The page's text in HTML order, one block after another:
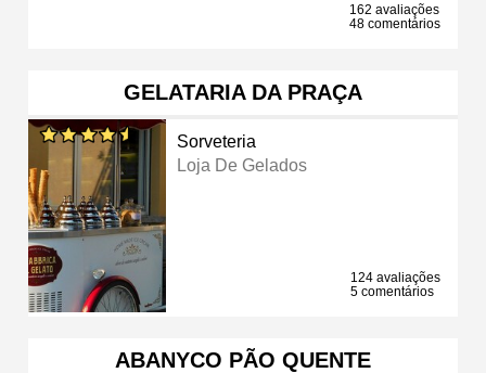
162 avaliações
48 comentários
GELATARIA DA PRAÇA
Sorveteria
Loja De Gelados
124 avaliações
5 comentários
ABANYCO PÃO QUENTE